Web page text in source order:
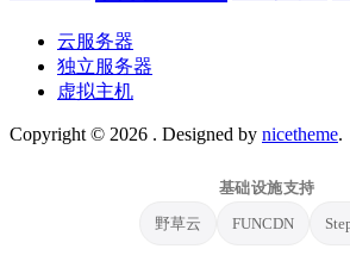
云服务器
独立服务器
虚拟主机
Copyright © 2026 . Designed by nicetheme.
基础设施支持
野草云
FUNCDN